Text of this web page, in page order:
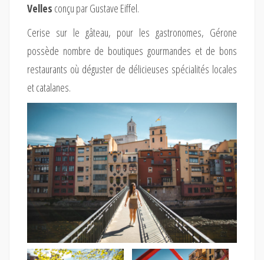
Velles conçu par Gustave Eiffel.
Cerise sur le gâteau, pour les gastronomes, Gérone
possède nombre de boutiques gourmandes et de bons
restaurants où déguster de délicieuses spécialités locales
et catalanes.